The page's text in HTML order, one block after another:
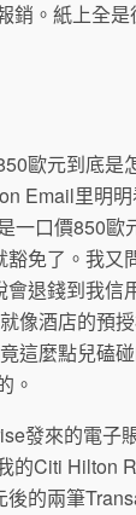
銷。紙上全
歐元到底是
Email里明
一口價850歐
免了。我又
退錢到我信
像酒店的預
這麼點兒磕
。
發來的電子
的Citi Hilton
的兩筆